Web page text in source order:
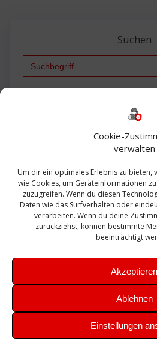
Cookie-
verwalten
Um dir ein optimales Erlebnis zu bieten,
wie Cookies, um Geräteinformationen
zuzugreifen. Wenn du diesen
Daten wie das Surfverhalten oder
verarbeiten. Wenn du deine
zurückziehst, können bestimmte
beeinträchtigt
Akzeptieren
Ablehnen
Einstellungen
Suchen
Bautagebuch
Exchange firewall
Microsoft
Sanierung SBS Security
Sicherung SIEM
Update Upgrade UTM
VMWare VPN
Zertifikat
Theme